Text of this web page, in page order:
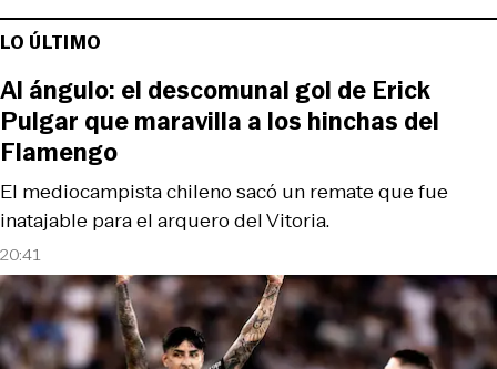
LO ÚLTIMO
20:41
El mediocampista chileno sacó un remate que fue
inatajable para el arquero del Vitoria.
Al ángulo: el descomunal gol de Erick
Pulgar que maravilla a los hinchas del
Flamengo